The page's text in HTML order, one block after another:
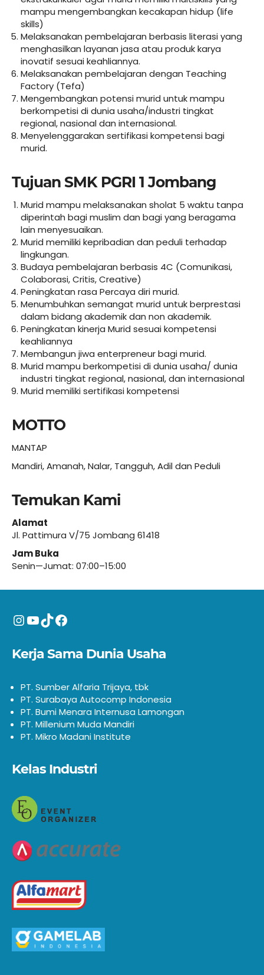
mampu mengembangkan kecakapan hidup (life
skills)
Melaksanakan pembelajaran berbasis literasi yang
menghasilkan layanan jasa atau produk karya
inovatif sesuai keahliannya.
Melaksanakan pembelajaran dengan Teaching
Factory (Tefa)
Mengembangkan potensi murid untuk mampu
berkompetisi di dunia usaha/industri tingkat
regional, nasional dan internasional.
Menyelenggarakan sertifikasi kompetensi bagi
murid.
Tujuan SMK PGRI 1 Jombang
Murid mampu melaksanakan sholat 5 waktu tanpa
diperintah bagi muslim dan bagi yang beragama
lain menyesuaikan.
Murid memiliki kepribadian dan peduli terhadap
lingkungan.
Budaya pembelajaran berbasis 4C (Comunikasi,
Colaborasi, Critis, Creative)
Peningkatan rasa Percaya diri murid.
Menumbuhkan semangat murid untuk berprestasi
dalam bidang akademik dan non akademik.
Peningkatan kinerja Murid sesuai kompetensi
keahliannya
Membangun jiwa enterpreneur bagi murid.
Murid mampu berkompetisi di dunia usaha/ dunia
industri tingkat regional, nasional, dan internasional
Murid memiliki sertifikasi kompetensi
MOTTO
MANTAP
Mandiri, Amanah, Nalar, Tangguh, Adil dan Peduli
Temukan Kami
Alamat
Jl. Pattimura V/75 Jombang 61418
Jam Buka
Senin—Jumat: 07:00–15:00
Instagram
YouTube
TikTokFacebook
Kerja Sama Dunia Usaha
PT. Sumber Alfaria Trijaya, tbk
PT. Surabaya Autocomp Indonesia
PT. Bumi Menara Internusa Lamongan
PT. Millenium Muda Mandiri
PT. Mikro Madani Institute
Kelas Industri